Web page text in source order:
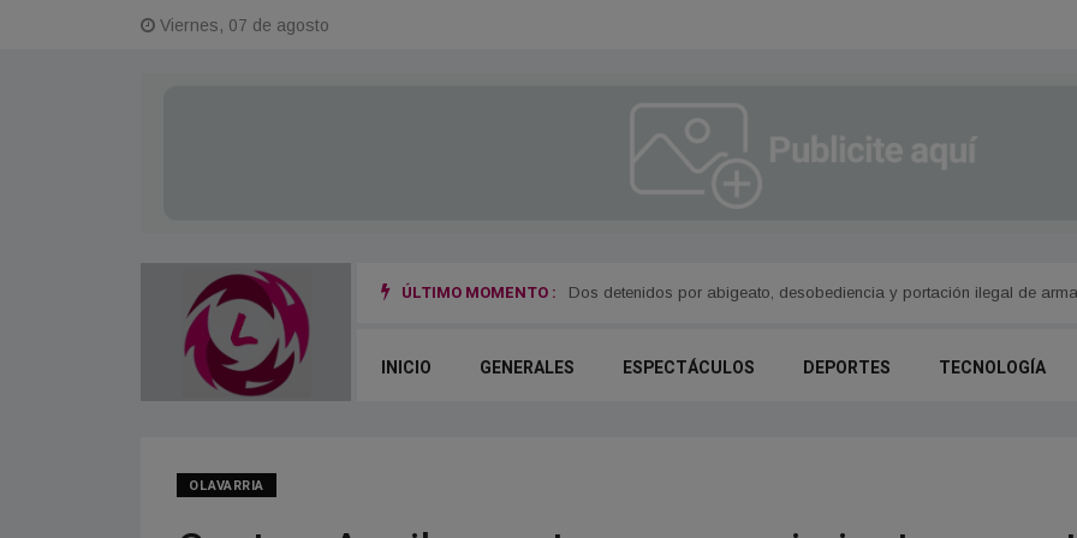
Viernes, 07 de agosto
ÚLTIMO MOMENTO :
y portación ilegal de arma Se registraron 63 nuevos contagios en Olavarría
INICIO GENERALES ESPECTÁCULOS DEPORTES TECNOLOGÍA
OLAVARRIA